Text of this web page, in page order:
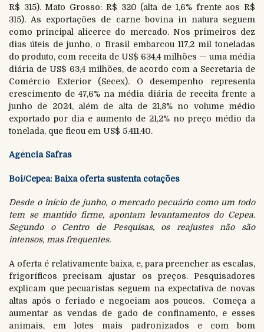
R$ 315). Mato Grosso: R$ 320 (alta de 1,6% frente aos R$
315). As exportações de carne bovina in natura seguem
como principal alicerce do mercado. Nos primeiros dez
dias úteis de junho, o Brasil embarcou 117,2 mil toneladas
do produto, com receita de US$ 634,4 milhões — uma média
diária de US$ 63,4 milhões, de acordo com a Secretaria de
Comércio Exterior (Secex). O desempenho representa
crescimento de 47,6% na média diária de receita frente a
junho de 2024, além de alta de 21,8% no volume médio
exportado por dia e aumento de 21,2% no preço médio da
tonelada, que ficou em US$ 5.411,40.
Agência Safras
Boi/Cepea: Baixa oferta sustenta cotações
Desde o início de junho, o mercado pecuário como um todo
tem se mantido firme, apontam levantamentos do Cepea.
Segundo o Centro de Pesquisas, os reajustes não são
intensos, mas frequentes.
A oferta é relativamente baixa, e, para preencher as escalas,
frigoríficos precisam ajustar os preços. Pesquisadores
explicam que pecuaristas seguem na expectativa de novas
altas após o feriado e negociam aos poucos. Começa a
aumentar as vendas de gado de confinamento, e esses
animais, em lotes mais padronizados e com bom